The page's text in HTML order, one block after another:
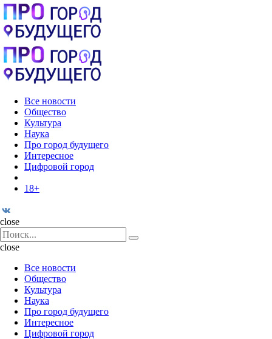
Menu
Поиск
Menu
Все новости
Общество
Культура
Наука
Про город будущего
Интересное
Цифровой город
18+
Поиск
close
Search
for:
Поиск
close
Все новости
Общество
Культура
Наука
Про город будущего
Интересное
Цифровой город